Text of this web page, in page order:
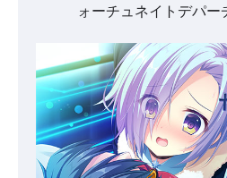
ォーチュネイトデパー